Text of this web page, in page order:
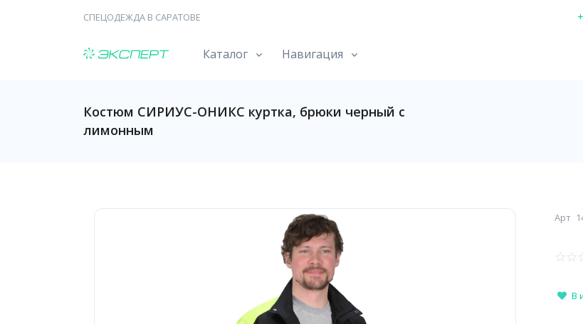
СПЕЦОДЕЖДА В САРАТОВЕ
Каталог Навигация
Костюм СИРИУС-ОНИКС куртка, брюки черный с
лимонным
Арт
В